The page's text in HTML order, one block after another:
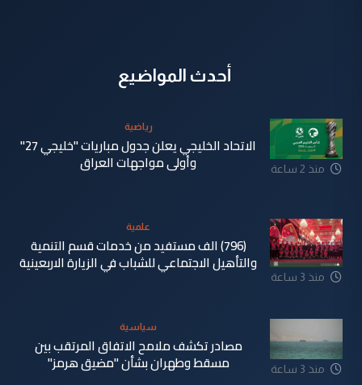
أحدث المواضيع
منذ 2 ساعة
رياضية
الاتحاد الخليجي يعلن جدول مباريات "خليجي 27"
وأولى مواجهات العراق
منذ 3 ساعة
علمية
(796) الف مستفيد من خدمات قسم التنمية
والتأهيل الاجتماعي للشباب في الزيارة الاربعينية
منذ 3 ساعة
سياسية
مصادر تكشف ملامح الاتفاق المرتقب بين
مسقط وطهران بشأن "مضيق هرمز"